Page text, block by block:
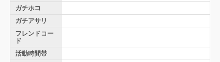
ガチホコ
ガチアサリ
フレンドコー
ド
活動時間帯